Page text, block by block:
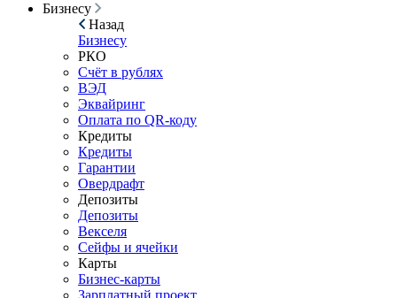
Бизнесу
Назад
Бизнесу
РКО
Счёт в рублях
ВЭД
Эквайринг
Оплата по QR-коду
Кредиты
Кредиты
Гарантии
Овердрафт
Депозиты
Депозиты
Векселя
Сейфы и ячейки
Карты
Бизнес-карты
Зарплатный проект